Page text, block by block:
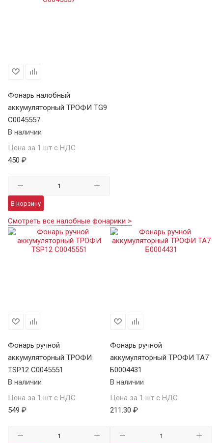
Фонарь налобный
аккумуляторный ТРОФИ TG9
C0045557
В наличии
Цена за 1 шт с НДС
450 ₽
В корзину
Смотреть все налобные фонарики >
Фонарь ручной
аккумуляторный ТРОФИ
TSP12 C0045551
В наличии
Цена за 1 шт с НДС
549 ₽
Фонарь ручной
аккумуляторный ТРОФИ TA7
Б0004431
В наличии
Цена за 1 шт с НДС
211.30 ₽